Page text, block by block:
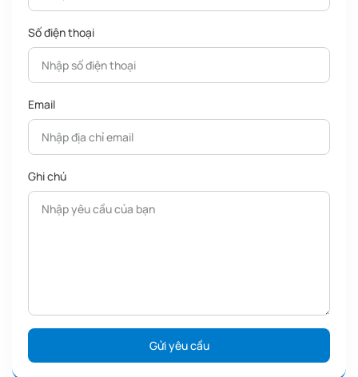
Nên vệ sinh đầu in trước khi lắp lại
Lĩnh vực hoạt động chính của
Máy Quét 3D: Cung cấp thiết bị quét 3D phục vụ số hóa vật
thể, đo kiểm kích thước, hỗ trợ thiết kế ngược.
nhân hóa sản phẩm, quảng cáo, giáo dục và sản xuất, với độ
chính xác cao và đa dạng vật liệu.
Dịch Vụ In 3D
dựng hình sản phẩm chi tiết phục vụ sản xuất và nghiên cứu
phát triển.
Liên hệfanpage 3D Thinkingđể được tư vấn kỹ thuật chi tiết và
Số điện thoại
Email
Ghi chú